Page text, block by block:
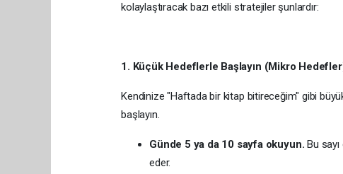
kolaylaştıracak bazı etkili stratejiler şunlardır:
1. Küçük Hedeflerle Başlayın (Mikro
Kendinize "Haftada bir kitap bitireceğim" gibi
başlayın.
Günde 5 ya da 10 sayfa okuyun. Bu
eder.